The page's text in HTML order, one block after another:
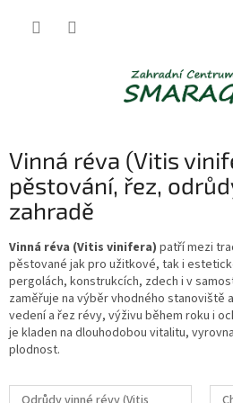
Vinná réva (Vitis
pěstování, řez,
zahradě
Vinná réva (Vitis vinifera) patří mezi
pěstované jak pro užitkové, tak i
pergolách, konstrukcích, zdech i v
zaměřuje na výběr vhodného stanoviště
vedení a řez révy, výživu během roku i
je kladen na dlouhodobou vitalitu,
plodnost.